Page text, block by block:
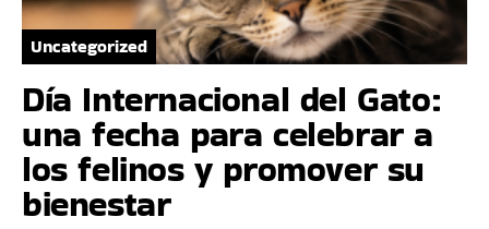
Uncategorized
Día Internacional del Gato:
una fecha para celebrar a
los felinos y promover su
bienestar